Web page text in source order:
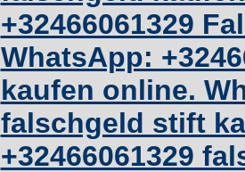
+32466061329
WhatsApp:
kaufen online.
falschgeld stift
+32466061329